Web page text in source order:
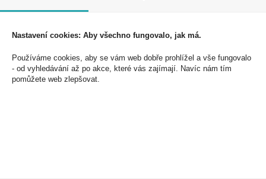
PEAL a.s.
U Plynárny 412/101
101 00 Praha 10
Česká republika
Nastavení cookies: Aby všechno fungovalo, jak má.
Používáme cookies, aby se vám web dobře prohlížel a vše fungovalo
- od vyhledávání až po akce, které vás zajímají. Navíc nám tím
pomůžete web zlepšovat.